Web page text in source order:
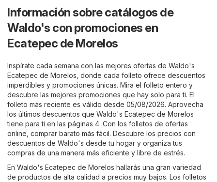
Información sobre catálogos de
Waldo's con promociones en
Ecatepec de Morelos
Inspírate cada semana con las mejores ofertas de Waldo's
Ecatepec de Morelos, donde cada folleto ofrece descuentos
imperdibles y promociones únicas. Mira el folleto entero y
descubre las mejores promociones que hay solo para ti. El
folleto más reciente es válido desde 05/08/2026. Aprovecha
los últimos descuentos que Waldo's Ecatepec de Morelos
tiene para ti en las páginas 4. Con los folletos de ofertas
online, comprar barato más fácil. Descubre los precios con
descuentos de Waldo's desde tu hogar y organiza tus
compras de una manera más eficiente y libre de estrés.
En Waldo's Ecatepec de Morelos hallarás una gran variedad
de productos de alta calidad a precios muy bajos. Los folletos